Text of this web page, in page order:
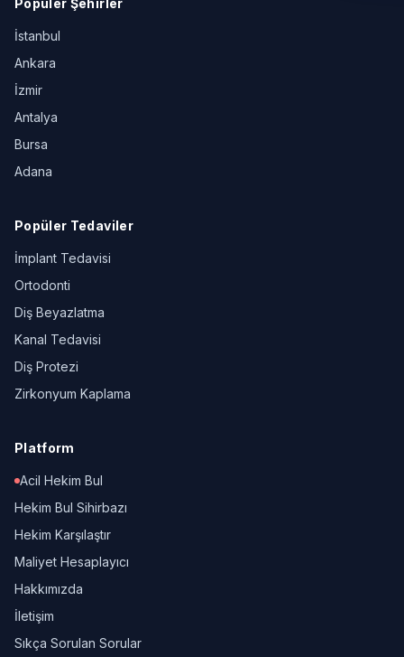
Popüler Şehirler
İstanbul
Ankara
İzmir
Antalya
Bursa
Adana
Popüler Tedaviler
İmplant Tedavisi
Ortodonti
Diş Beyazlatma
Kanal Tedavisi
Diş Protezi
Zirkonyum Kaplama
Platform
Acil Hekim Bul
Hekim Bul Sihirbazı
Hekim Karşılaştır
Maliyet Hesaplayıcı
Hakkımızda
İletişim
Sıkça Sorulan Sorular